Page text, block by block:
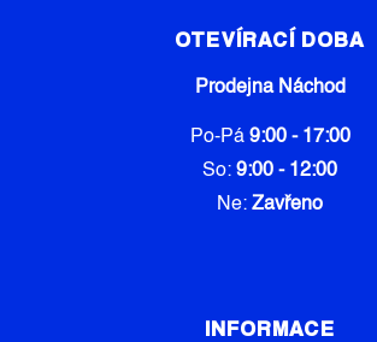
OTEVÍRACÍ DOBA
Prodejna Náchod
Po-Pá 9:00 - 17:00
So: 9:00 - 12:00
Ne: Zavřeno
INFORMACE